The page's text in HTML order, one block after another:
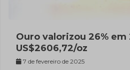
Ouro valorizou 26% em
US$2606,72/oz
7 de fevereiro de 2025